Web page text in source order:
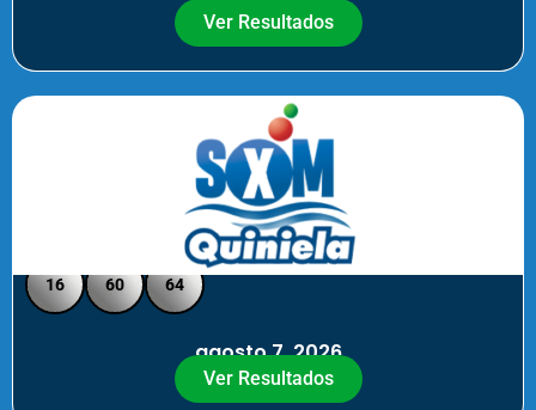
Ver Resultados
Quiniela SXM - Noche
16 60 64
agosto 7, 2026
Ver Resultados